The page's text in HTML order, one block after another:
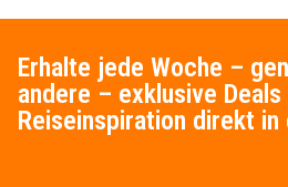
Erhalte jede Woche –
andere – exklusive
Reiseinspiration direkt